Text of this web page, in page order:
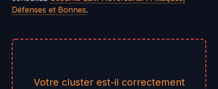
Défenses et Bonnes.
Votre cluster est-il correctement